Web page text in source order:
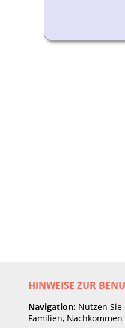
HINWEISE ZUR
Navigation: Nutzen
Familien,